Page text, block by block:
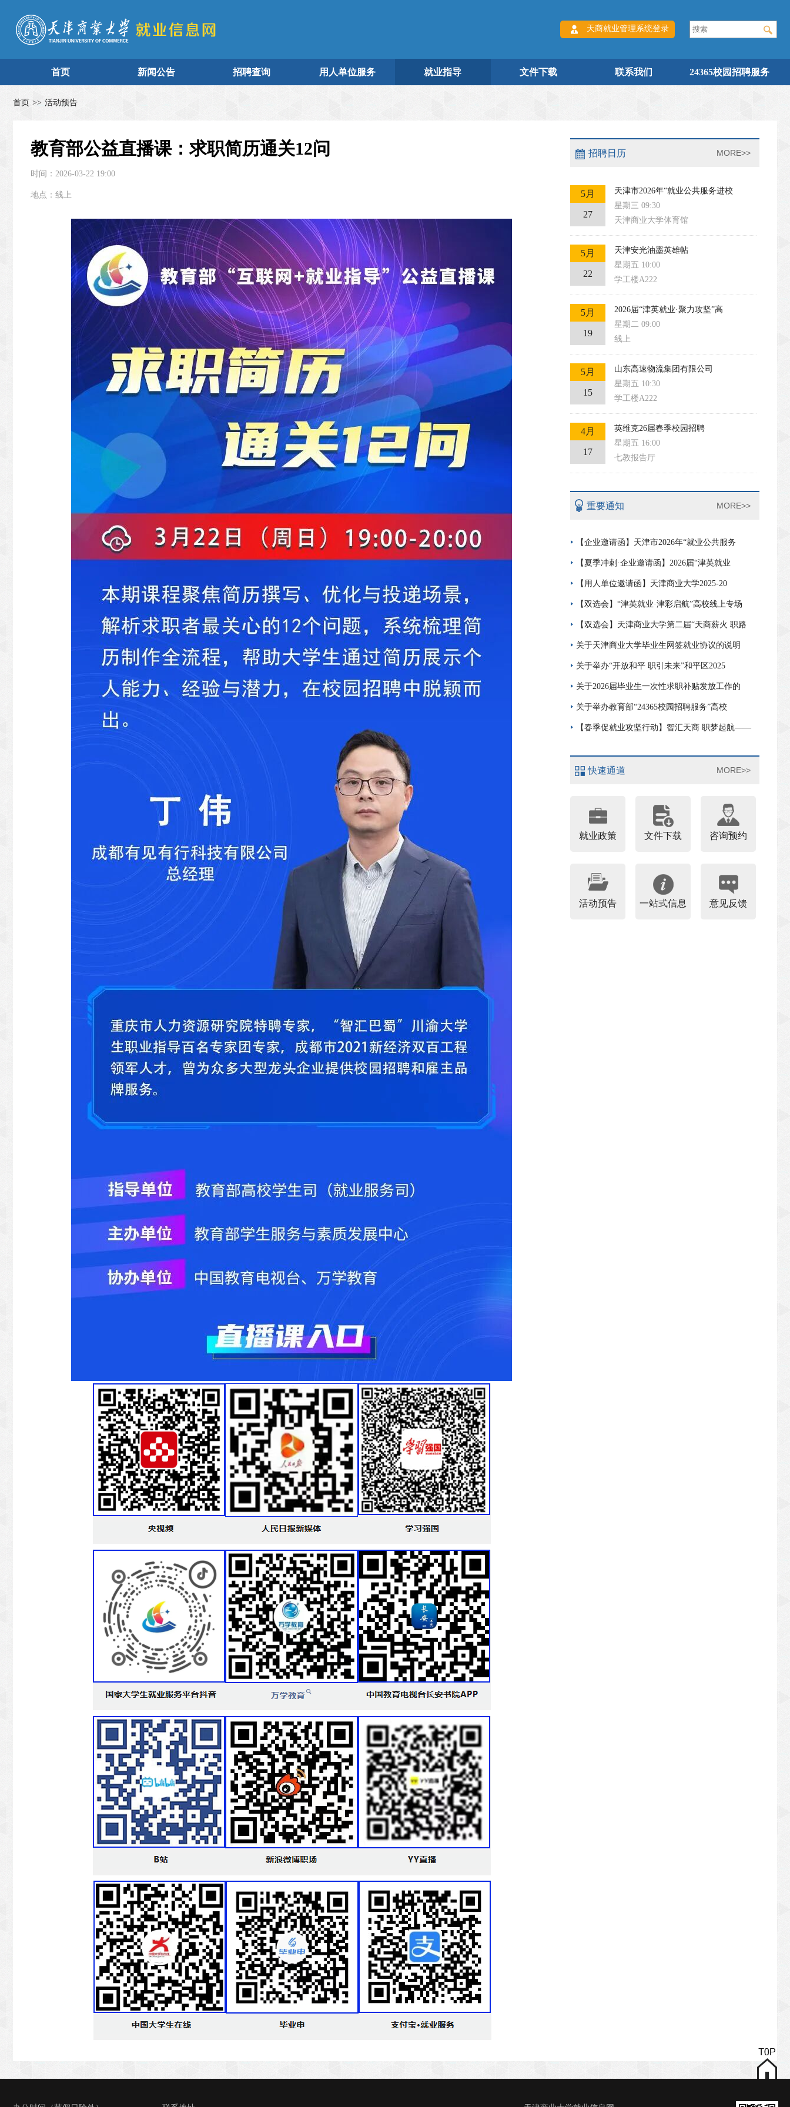
天商就业管理系统登录
首页 新闻公告 招聘查询 用人单位服务 就业指导 文件下载 联系我们 24365校园招聘服务
首页 >> 活动预告
教育部公益直播课：求职简历通关12问
时间：2026-03-22 19:00
地点：线上
招聘日历 MORE>>
5月
27
天津市2026年“就业公共服务进校
星期三 09:30
天津商业大学体育馆
5月
22
天津安光油墨英雄帖
星期五 10:00
学工楼A222
5月
19
2026届“津英就业·聚力攻坚”高
星期二 09:00
线上
5月
15
山东高速物流集团有限公司
星期五 10:30
学工楼A222
4月
17
英维克26届春季校园招聘
星期五 16:00
七教报告厅
重要通知 MORE>>
【企业邀请函】天津市2026年“就业公共服务
【夏季冲刺·企业邀请函】2026届“津英就业
【用人单位邀请函】天津商业大学2025-20
【双选会】“津英就业·津彩启航”高校线上专场
【双选会】天津商业大学第二届“天商薪火 职路
关于天津商业大学毕业生网签就业协议的说明
关于举办“开放和平 职引未来”和平区2025
关于2026届毕业生一次性求职补贴发放工作的
关于举办教育部“24365校园招聘服务”高校
【春季促就业攻坚行动】智汇天商 职梦起航——
快速通道 MORE>>
就业政策 文件下载 咨询预约
活动预告 一站式信息 意见反馈